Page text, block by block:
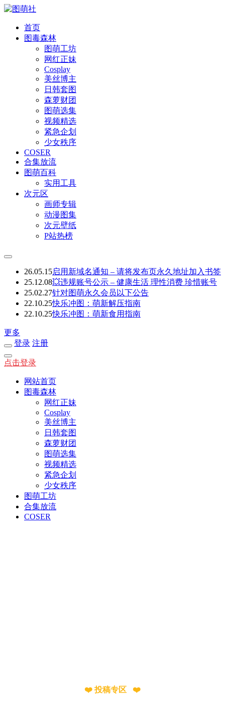
首页
图毒森林
图萌工坊
网红正妹
Cosplay
美丝博主
日韩套图
森萝财团
图萌选集
视频精选
紧急企划
少女秩序
COSER
合集放流
图萌百科
实用工具
次元区
画师专辑
动漫图集
次元壁纸
P站热榜
26.05.15启用新域名通知 – 请将发布页永久地址加入书签
25.12.08💥违规账号公示 – 健康生活 理性消费 珍惜账号
25.02.27针对图萌永久会员以下公告
22.10.25快乐冲图：萌新解压指南
22.10.25快乐冲图：萌新食用指南
更多
登录 注册
点击登录
网站首页
图毒森林
网红正妹
Cosplay
美丝博主
日韩套图
森萝财团
图萌选集
视频精选
紧急企划
少女秩序
图萌工坊
合集放流
COSER
❤️ 投稿专区 ❤️